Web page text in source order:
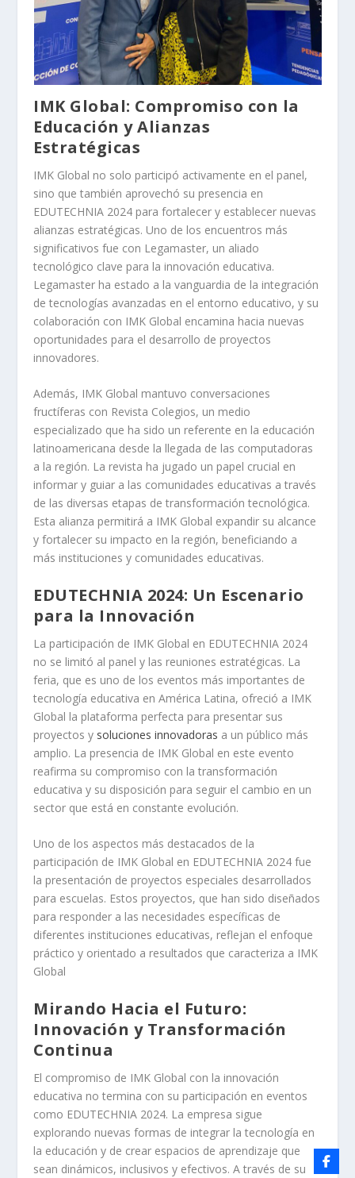
IMK Global: Compromiso con la
Educación y Alianzas
Estratégicas
IMK Global no solo participó activamente en el panel,
sino que también aprovechó su presencia en
EDUTECHNIA 2024 para fortalecer y establecer nuevas
alianzas estratégicas. Uno de los encuentros más
significativos fue con Legamaster, un aliado
tecnológico clave para la innovación educativa.
Legamaster ha estado a la vanguardia de la integración
de tecnologías avanzadas en el entorno educativo, y su
colaboración con IMK Global encamina hacia nuevas
oportunidades para el desarrollo de proyectos
innovadores.
Además, IMK Global mantuvo conversaciones
fructíferas con Revista Colegios, un medio
especializado que ha sido un referente en la educación
latinoamericana desde la llegada de las computadoras
a la región. La revista ha jugado un papel crucial en
informar y guiar a las comunidades educativas a través
de las diversas etapas de transformación tecnológica.
Esta alianza permitirá a IMK Global expandir su alcance
y fortalecer su impacto en la región, beneficiando a
más instituciones y comunidades educativas.
EDUTECHNIA 2024: Un Escenario
para la Innovación
La participación de IMK Global en EDUTECHNIA 2024
no se limitó al panel y las reuniones estratégicas. La
feria, que es uno de los eventos más importantes de
tecnología educativa en América Latina, ofreció a IMK
Global la plataforma perfecta para presentar sus
proyectos y soluciones innovadoras a un público más
amplio. La presencia de IMK Global en este evento
reafirma su compromiso con la transformación
educativa y su disposición para seguir el cambio en un
sector que está en constante evolución.
Uno de los aspectos más destacados de la
participación de IMK Global en EDUTECHNIA 2024 fue
la presentación de proyectos especiales desarrollados
para escuelas. Estos proyectos, que han sido diseñados
para responder a las necesidades específicas de
diferentes instituciones educativas, reflejan el enfoque
práctico y orientado a resultados que caracteriza a IMK
Global
Mirando Hacia el Futuro:
Innovación y Transformación
Continua
El compromiso de IMK Global con la innovación
educativa no termina con su participación en eventos
como EDUTECHNIA 2024. La empresa sigue
explorando nuevas formas de integrar la tecnología en
la educación y de crear espacios de aprendizaje que
sean dinámicos, inclusivos y efectivos. A través de su